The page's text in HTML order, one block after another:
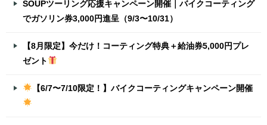
SOUPツーリング応援キャンペーン開催｜バイクコーティング
でガソリン券3,000円進呈（9/3〜10/31）
【8月限定】今だけ！コーティング特典＋給油券5,000円プレ
ゼント
【6/7〜7/10限定！】バイクコーティングキャンペーン開催